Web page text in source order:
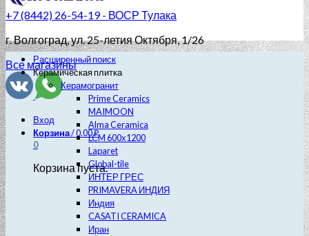
+7 (8442) 26-54-19 - ВОСР Тулака
г. Волгоград, ул. 25-летия Октября, 1/26
Все магазины
Вход
Корзина/0.00₽
0
Корзина пуста.
Расширенный поиск
Керамическая плитка
Керамогранит
Prime Ceramics
MAIMOON
Alma Ceramica
LCM 600х1200
Laparet
Global-tile
ИНТЕР ГРЕС
PRIMAVERA ИНДИЯ
Индия
CASATI CERAMICA
Иран